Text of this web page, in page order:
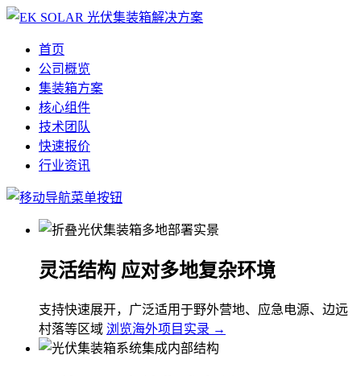
首页
公司概览
集装箱方案
核心组件
技术团队
快速报价
行业资讯
灵活结构 应对多地复杂环境
支持快速展开，广泛适用于野外营地、应急电源、边远
村落等区域 浏览海外项目实录 →